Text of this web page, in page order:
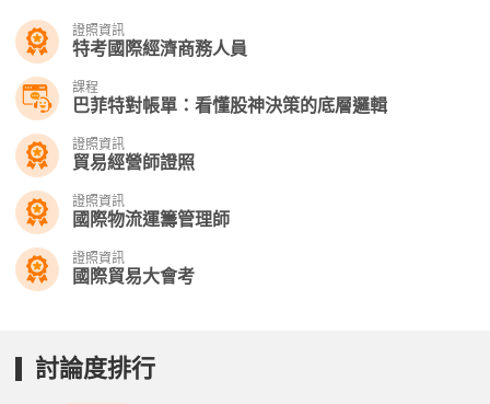
證照資訊
特考國際經濟商務人員
課程
巴菲特對帳單：看懂股神決策的底層邏輯
證照資訊
貿易經營師證照
證照資訊
國際物流運籌管理師
證照資訊
國際貿易大會考
討論度排行